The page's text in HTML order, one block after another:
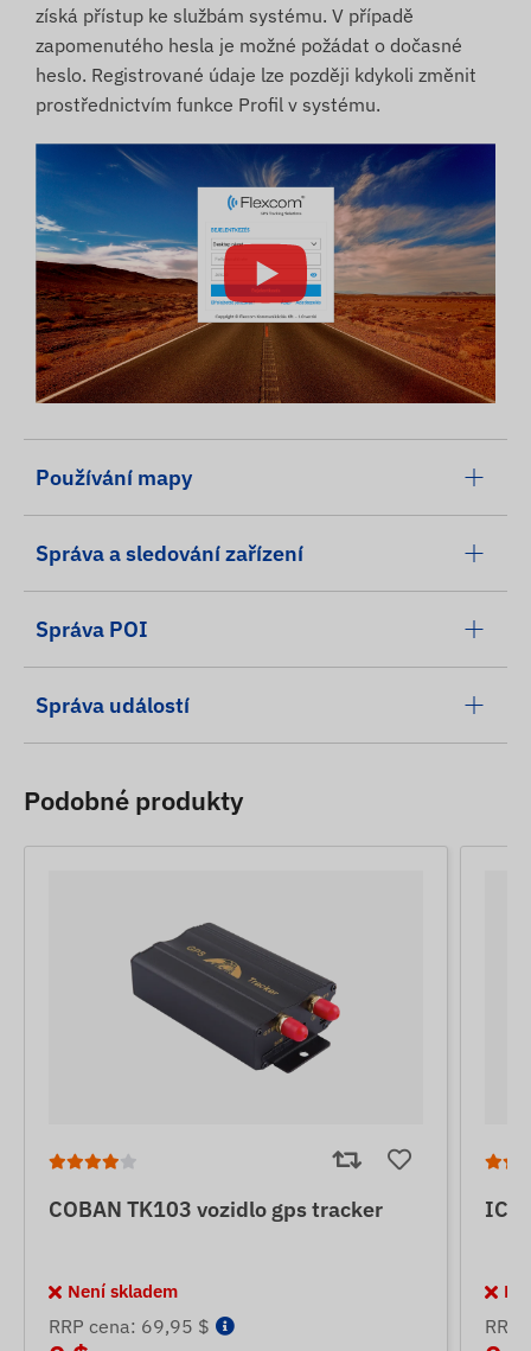
získá přístup ke službám systému. V případě
zapomenutého hesla je možné požádat o dočasné
heslo. Registrované údaje lze později kdykoli změnit
prostřednictvím funkce Profil v systému.
Používání mapy
Správa a sledování zařízení
Správa POI
Správa událostí
Podobné produkty
COBAN TK103 vozidlo gps tracker
Není skladem
RRP cena: 69,95 $ RRP